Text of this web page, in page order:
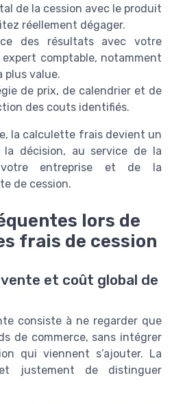
de la cession avec le produit
réellement dégager.
des résultats avec votre
comptable, notamment
plus value.
de prix, de calendrier et de
des couts identifiés.
la calculette frais devient un
la décision, au service de la
entreprise et de la
de cession.
lors de
frais de cession
et coût global de
consiste à ne regarder que
de commerce, sans intégrer
qui viennent s’ajouter. La
justement de distinguer